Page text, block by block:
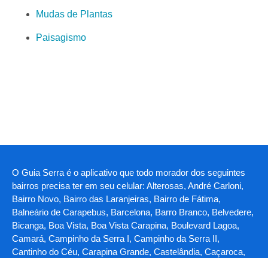
Mudas de Plantas
Paisagismo
O Guia Serra é o aplicativo que todo morador dos seguintes
bairros precisa ter em seu celular: Alterosas, André Carloni,
Bairro Novo, Bairro das Laranjeiras, Bairro de Fátima,
Balneário de Carapebus, Barcelona, Barro Branco, Belvedere,
Bicanga, Boa Vista, Boa Vista Carapina, Boulevard Lagoa,
Camará, Campinho da Serra I, Campinho da Serra II,
Cantinho do Céu, Carapina Grande, Castelândia, Caçaroca,